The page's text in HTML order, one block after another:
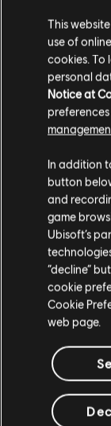
Soweit
Wenn du
This
use of
cookies. To
personal
Notice at
In addition
button
and
game
Ubisoft’s
“decline”
cookie
Cookie
web page.